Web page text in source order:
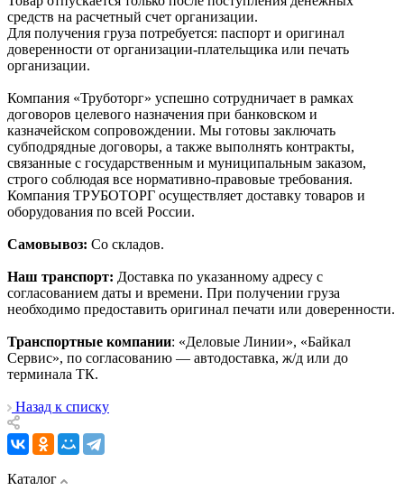
средств на расчетный счет организации.
Для получения груза потребуется: паспорт и оригинал
доверенности от организации-плательщика или печать
организации.
Компания «Труботорг» успешно сотрудничает в рамках
договоров целевого назначения при банковском и
казначейском сопровождении. Мы готовы заключать
субподрядные договоры, а также выполнять контракты,
связанные с государственным и муниципальным заказом,
строго соблюдая все нормативно-правовые требования.
Компания ТРУБОТОРГ осуществляет доставку товаров и
оборудования по всей России.
Самовывоз: Со складов.
Наш транспорт: Доставка по указанному адресу с
согласованием даты и времени. При получении груза
необходимо предоставить оригинал печати или доверенности.
Транспортные компании: «Деловые Линии», «Байкал
Сервис», по согласованию — автодоставка, ж/д или до
терминала ТК.
Назад к списку
Каталог